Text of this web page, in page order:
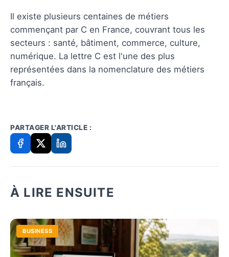
Il existe plusieurs centaines de métiers
commençant par C en France, couvrant tous les
secteurs : santé, bâtiment, commerce, culture,
numérique. La lettre C est l'une des plus
représentées dans la nomenclature des métiers
français.
PARTAGER L'ARTICLE :
À LIRE ENSUITE
BUSINESS